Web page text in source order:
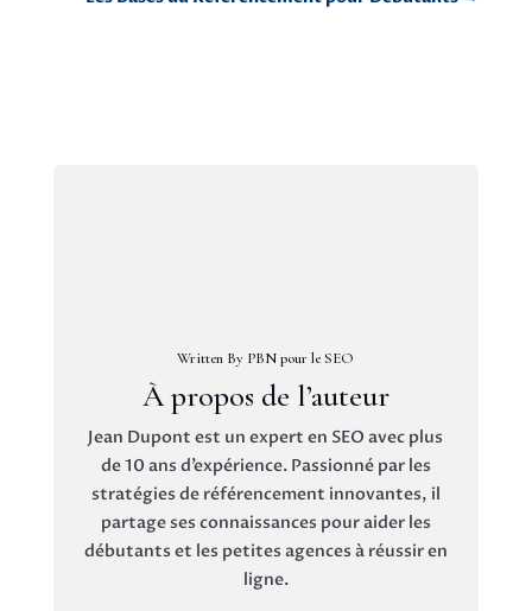
Written By PBN pour le SEO
À propos de l’auteur
Jean Dupont est un expert en SEO avec plus
de 10 ans d’expérience. Passionné par les
stratégies de référencement innovantes, il
partage ses connaissances pour aider les
débutants et les petites agences à réussir en
ligne.